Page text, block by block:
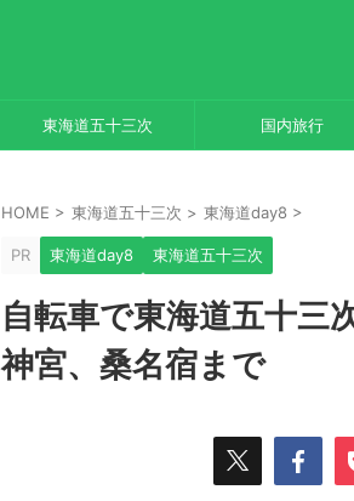
東海道五十三次 国内旅行
HOME > 東海道五十三次 > 東海道day8 >
PR 東海道day8 東海道五十三次
自転車で東海道五十三
神宮、桑名宿まで